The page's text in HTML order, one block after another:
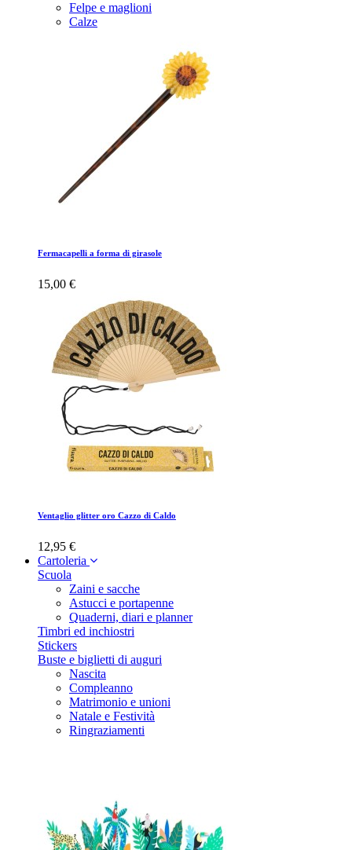
Felpe e maglioni
Calze
Fermacapelli a forma di girasole
15,00 €
Ventaglio glitter oro Cazzo di Caldo
12,95 €
Cartoleria
Scuola
Zaini e sacche
Astucci e portapenne
Quaderni, diari e planner
Timbri ed inchiostri
Stickers
Buste e biglietti di auguri
Nascita
Compleanno
Matrimonio e unioni
Natale e Festività
Ringraziamenti